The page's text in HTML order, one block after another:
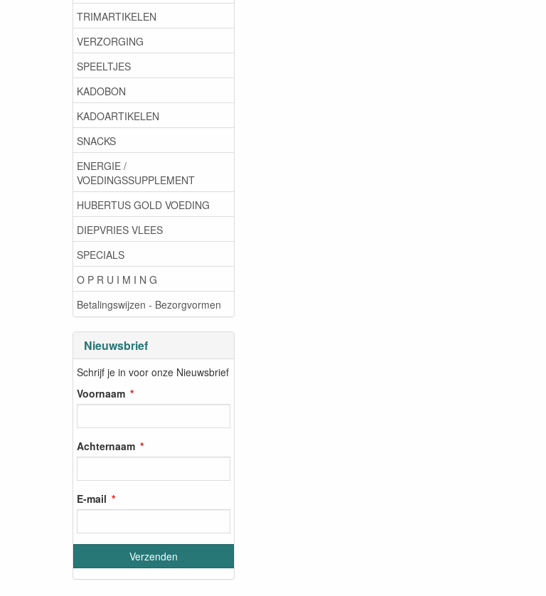
TRIMARTIKELEN
VERZORGING
SPEELTJES
KADOBON
KADOARTIKELEN
SNACKS
ENERGIE /
VOEDINGSSUPPLEMENT
HUBERTUS GOLD VOEDING
DIEPVRIES VLEES
SPECIALS
O P R U I M I N G
Betalingswijzen - Bezorgvormen
Nieuwsbrief
Schrijf je in voor onze Nieuwsbrief
Voornaam
Achternaam
E-mail